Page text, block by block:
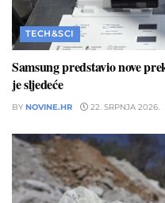
TECH&SCI
Samsung predstavio nove
je sljedeće
BY NOVINE.HR 22. SRPNJA 2026.